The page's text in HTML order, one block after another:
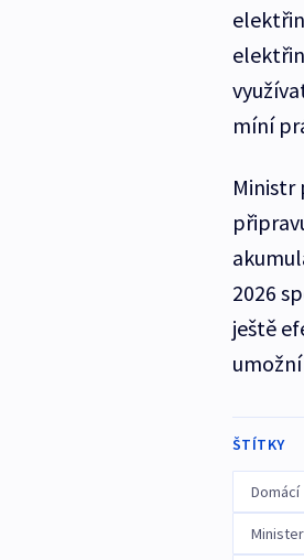
míní
Ministr
2026
ještě
ŠTÍTKY
Domácí